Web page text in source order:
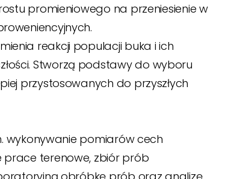
promieniowego na przeniesienie w
reakcji populacji buka i ich
Stworzą podstawy do wyboru
przystosowanych do przyszłych
wykonywanie pomiarów cech
prace terenowe, zbiór prób